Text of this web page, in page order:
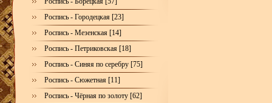
Роспись - Городецкая [23]
Роспись - Мезенская [14]
Роспись - Петриковская [18]
Роспись - Синяя по серебру [75]
Роспись - Сюжетная [11]
Роспись - Чёрная по золоту [62]